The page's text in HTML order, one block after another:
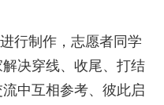
行制作，志愿者同学
决穿线、收尾、打结
中互相参考、彼此启